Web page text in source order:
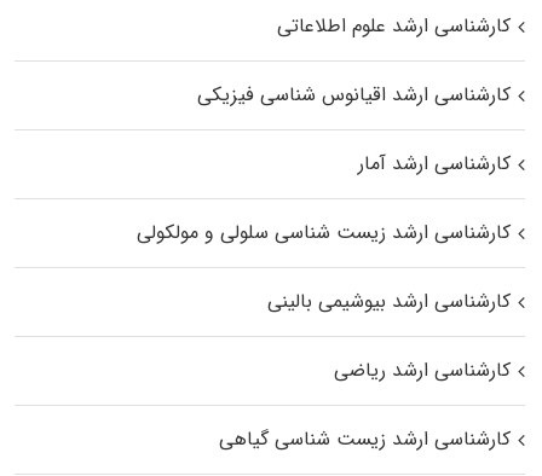
کارشناسی ارشد علوم اطلاعاتی
کارشناسی ارشد اقیانوس‌ شناسی فیزیکی
کارشناسی ارشد آمار
کارشناسی ارشد زیست شناسی سلولی و مولکولی
کارشناسی ارشد بیوشیمی بالینی
کارشناسی ارشد ریاضی
کارشناسی ارشد زیست‌ شناسی گیاهی